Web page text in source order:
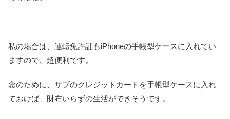
私の場合は、運転免許証もiPhoneの手帳型ケースに入れてい
ますので、超便利です。
念のために、サブのクレジットカードを手帳型ケースに入れ
ておけば、財布いらずの生活ができそうです。